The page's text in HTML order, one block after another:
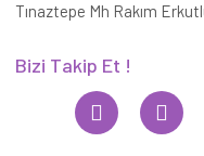
Tınaztepe Mh Rakım
Bizi Takip Et !